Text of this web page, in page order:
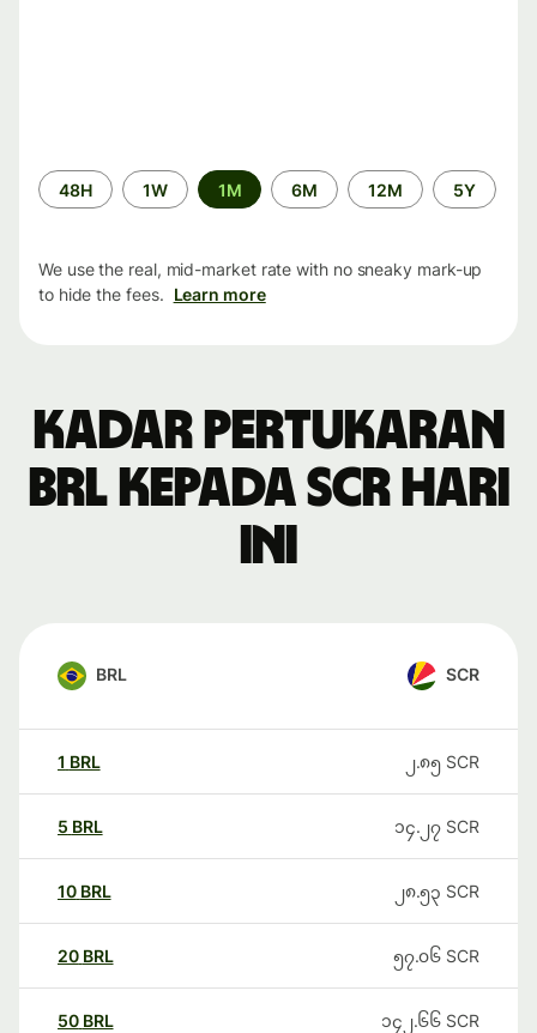
Time
period
48H 1W 1M 6M 12M 5Y
We use the real, mid-market rate with no sneaky mark-up
to hide the fees. Learn more
Kadar pertukaran
BRL kepada SCR hari
ini
BRL SCR
1 BRL ၂.၈၅ SCR
5 BRL ၁၄.၂၇ SCR
10 BRL ၂၈.၅၃ SCR
20 BRL ၅၇.၀၆ SCR
50 BRL ၁၄၂.၆၆ SCR